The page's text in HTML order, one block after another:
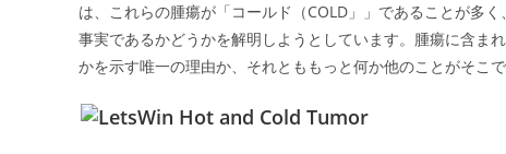
は、これらの腫瘍が「コールド（COLD」」であることが多
事実であるかどうかを解明しようとしています。腫瘍に含ま
かを示す唯一の理由か、それとももっと何か他のことがそこ